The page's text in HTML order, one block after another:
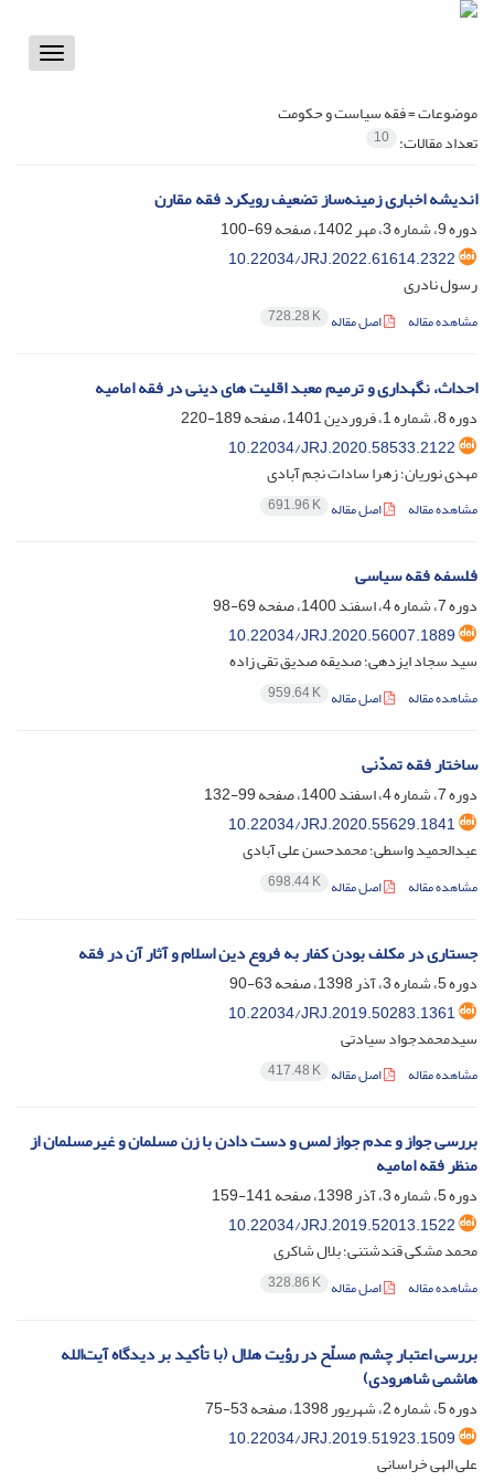
Toggle
موضوعات =فقه سیاست و حکومت
تعداد مقالات: 10
اندیشه اخباری زمینه‌ساز تضعیف رویکرد فقه مقارن
دوره 9، شماره 3، مهر 1402، صفحه
69-100
10.22034/JRJ.2022.61614.2322
رسول نادری
مشاهده مقاله اصل مقاله 728.28 K
احداث، نگهداری و ترمیم معبد اقلیت های دینی در فقه امامیه
دوره 8، شماره 1، فروردین 1401، صفحه
189-220
10.22034/JRJ.2020.58533.2122
مهدی نوریان؛ زهرا سادات نجم آبادی
مشاهده مقاله اصل مقاله 691.96 K
فلسفه فقه سیاسی
دوره 7، شماره 4، اسفند 1400، صفحه
69-98
10.22034/JRJ.2020.56007.1889
سید سجاد ایزدهی؛ صدیقه صدیق تقی زاده
مشاهده مقاله اصل مقاله 959.64 K
ساختار فقه تمدّنی
دوره 7، شماره 4، اسفند 1400، صفحه
99-132
10.22034/JRJ.2020.55629.1841
عبدالحمید واسطی؛ محمدحسن علی آبادی
مشاهده مقاله اصل مقاله 698.44 K
جستاری در مکلف بودن کفار به فروع دین اسلام و آثار آن در فقه
دوره 5، شماره 3، آذر 1398، صفحه
63-90
10.22034/JRJ.2019.50283.1361
سیدمحمدجواد سیادتی
مشاهده مقاله اصل مقاله 417.48 K
بررسی جواز و عدم جواز لمس و دست دادن با زن مسلمان و غیرمسلمان از
منظر فقه امامیه
دوره 5، شماره 3، آذر 1398، صفحه
141-159
10.22034/JRJ.2019.52013.1522
محمد مشکی قندشتنی؛ بلال شاکری
مشاهده مقاله اصل مقاله 328.86 K
بررسی اعتبار چشم مسلّح در رؤیت هلال (با تأکید بر دیدگاه آیت‌الله
هاشمی شاهرودی)
دوره 5، شماره 2، شهریور 1398، صفحه
53-75
10.22034/JRJ.2019.51923.1509
علی الهی خراسانی